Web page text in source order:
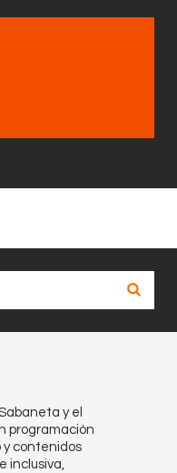
y el
programación
contenidos
inclusiva,